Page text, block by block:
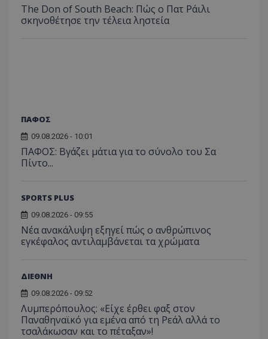
The Don of South Beach: Πώς ο Πατ Ράιλι
σκηνοθέτησε την τέλεια ληστεία
ΠΑΦΟΣ
09.08.2026 - 10:01
ΠΑΦΟΣ: Βγάζει μάτια για το σύνολο του Σα
Πίντο...
SPORTS PLUS
09.08.2026 - 09:55
Νέα ανακάλυψη εξηγεί πώς ο ανθρώπινος
εγκέφαλος αντιλαμβάνεται τα χρώματα
ΔΙΕΘΝΗ
09.08.2026 - 09:52
Λυμπερόπουλος: «Είχε έρθει φαξ στον
Παναθηναϊκό για εμένα από τη Ρεάλ αλλά το
τσαλάκωσαν και το πέταξαν»!